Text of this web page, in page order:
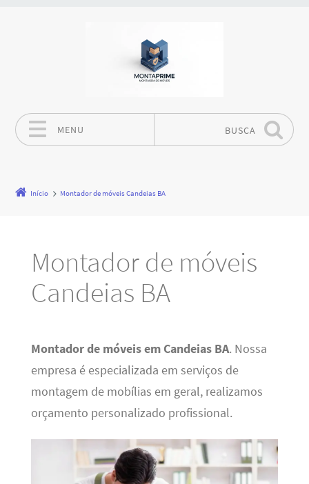
MENU BUSCA
Início Montador de móveis Candeias BA
Montador de móveis
Candeias BA
Montador de móveis em Candeias BA. Nossa
empresa é especializada em serviços de
montagem de mobílias em geral, realizamos
orçamento personalizado profissional.